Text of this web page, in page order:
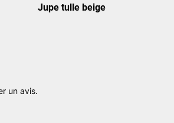
Jupe tulle beige
un avis.